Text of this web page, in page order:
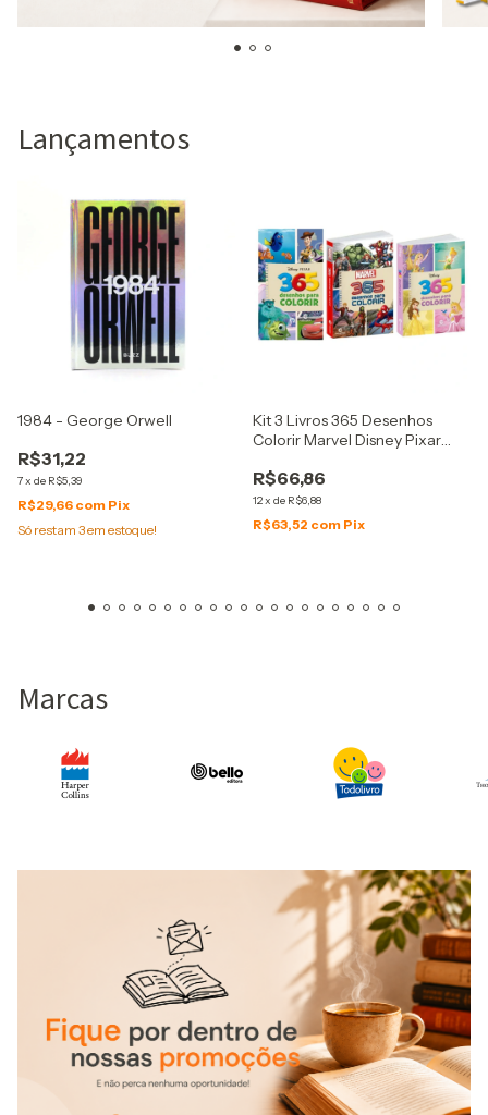
Lançamentos
1984 - George Orwell
R$31,22
7x de R$5,39
R$29,66 com Pix
Só restam 3em estoque!
Kit 3 Livros 365 Desenhos
Colorir Marvel Disney Pixar
R$66,86
12x de R$6,88
R$63,52 com Pix
Marcas